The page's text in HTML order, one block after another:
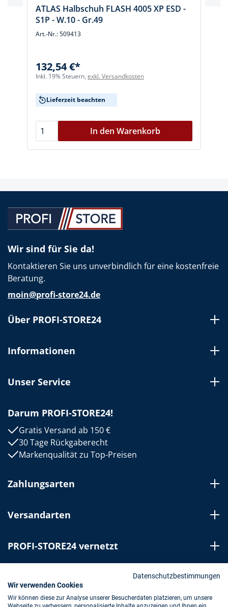
ATLAS Halbschuh FLASH 4005 XP ESD -
S1P - W.10 - Gr.49
Art.-Nr.: 509413
132,54 €*
Inkl. 19% Steuern, exkl. Versandkosten
Lieferzeit beachten
In den Warenkorb
Wir sind für Sie da!
Kontaktieren Sie uns unverbindlich für eine kostenfreie
Beratung.
moin@profi-store24.de
Über PROFI-STORE24
Informationen
Unser Service
Darum PROFI-STORE24!
Gratis Versand ab 150 €
30 Tage Rückgaberecht
Markenqualität zu Top-Preisen
Zahlungsarten
Versandarten
PROFI-STORE24 vernetzt
Bestellung widerrufenDatenschutzbestimmungen
Wir verwenden Cookies
Wir können diese zur Analyse unserer Besucherdaten platzieren, um unsere